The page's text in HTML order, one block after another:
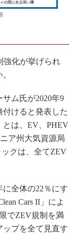
強化が挙げられ
ム氏が2020年9
付けると発表した
とは、EV、PHEV
ア州大気資源局
ックは、全てZEV
全体の22％にす
Cars II」によ
でZEV規制を満
ップを全て見直す